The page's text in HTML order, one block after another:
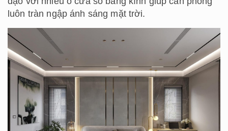
luôn tràn ngập ánh sáng mặt trời.